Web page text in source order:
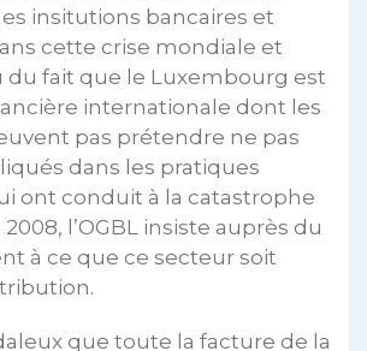
insitutions bancaires et
cette crise mondiale et
fait que le Luxembourg est
internationale dont les
pas prétendre ne pas
dans les pratiques
ont conduit à la catastrophe
l’OGBL insiste auprès du
à ce que ce secteur soit
que toute la facture de la